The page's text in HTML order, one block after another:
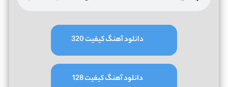
دانلود آهنگ کیفیت 320
دانلود آهنگ کیفیت 128